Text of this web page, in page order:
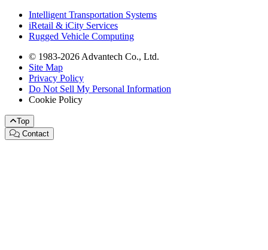
Intelligent Transportation Systems
iRetail & iCity Services
Rugged Vehicle Computing
© 1983-2026 Advantech Co., Ltd.
Site Map
Privacy Policy
Do Not Sell My Personal Information
Cookie Policy
Top
Contact